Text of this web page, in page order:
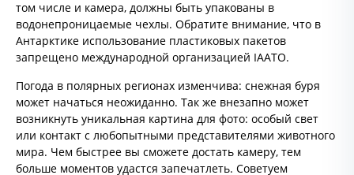
том числе и камера, должны быть упакованы в
водонепроницаемые чехлы. Обратите внимание, что в
Антарктике использование пластиковых пакетов
запрещено международной организацией IAATO.
Погода в полярных регионах изменчива: снежная буря
может начаться неожиданно. Так же внезапно может
возникнуть уникальная картина для фото: особый свет
или контакт с любопытными представителями животного
мира. Чем быстрее вы сможете достать камеру, тем
больше моментов удастся запечатлеть. Советуем